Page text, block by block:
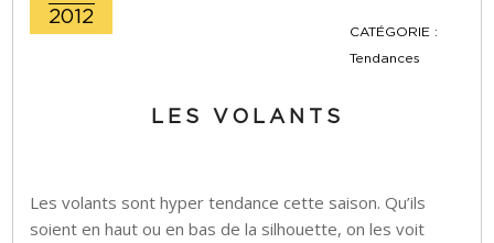
2012
CATÉGORIE :
Tendances
LES VOLANTS
Les volants sont hyper tendance cette saison. Qu’ils
soient en haut ou en bas de la silhouette, on les voit